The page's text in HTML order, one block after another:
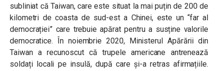
subliniat că Taiwan, care este situat la mai puțin de 200 de
kilometri de coasta de sud-est a Chinei, este un “far al
democrației” care trebuie apărat pentru a susține valorile
democratice. În noiembrie 2020, Ministerul Apărării din
Taiwan a recunoscut că trupele americane antrenează
soldați locali pe insulă, după care și-a retras afirmațiile.